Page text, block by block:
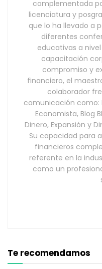
complementada
licenciatura y
que lo ha llevado a
diferentes
educativas a
capacitación
compromiso y
financiero, el
colaborador
comunicación como:
Economista, Blog
Dinero, Expansión y
Su capacidad para
financieros
referente en la
como un
Te recomendamos